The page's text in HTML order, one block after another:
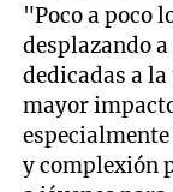
"Poco a poco
desplazando
dedicadas a
mayor
y complexión